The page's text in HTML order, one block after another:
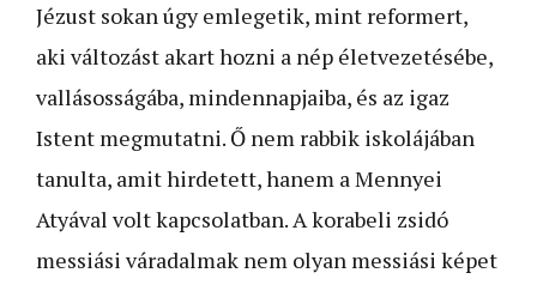
Jézust sokan úgy emlegetik, mint reformert,
aki változást akart hozni a nép életvezetésébe,
vallásosságába, mindennapjaiba, és az igaz
Istent megmutatni. Ő nem rabbik iskolájában
tanulta, amit hirdetett, hanem a Mennyei
Atyával volt kapcsolatban. A korabeli zsidó
messiási váradalmak nem olyan messiási képet